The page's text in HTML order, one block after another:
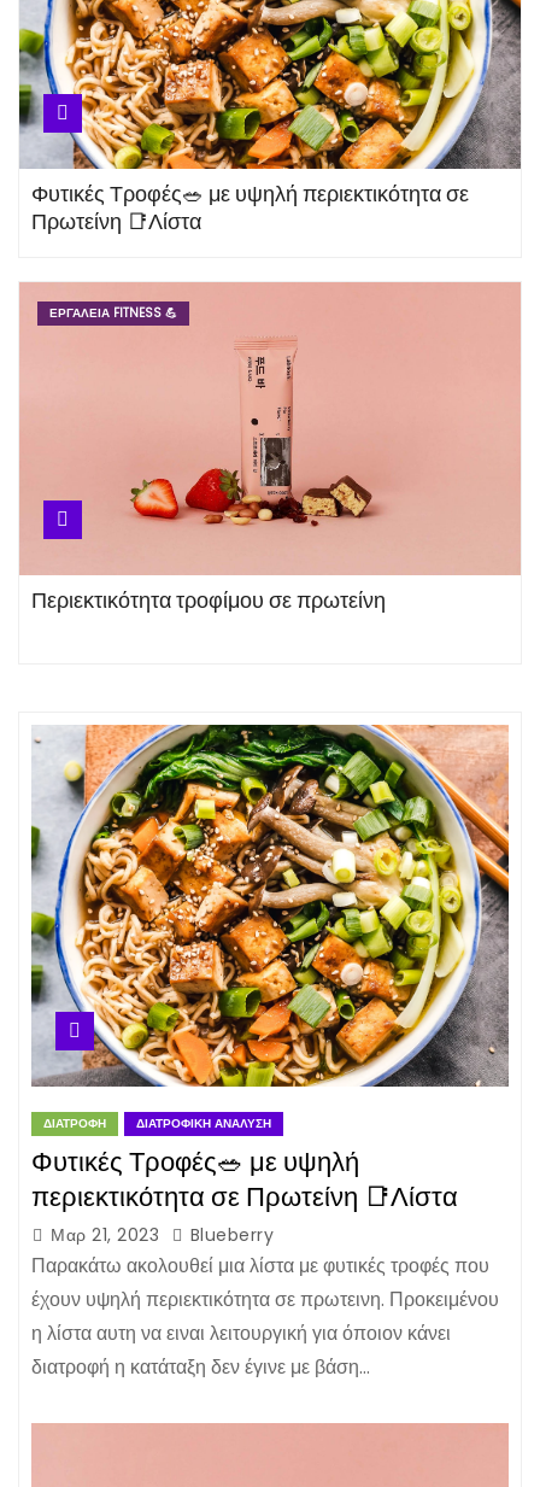
Γλουταμίνη 💪 Το αμινοξύ των
μυών και οι ιδιότητες του
Μαγνήσιο 🍃 Ιδιότητες, Τροφές
και Μορφές συμπληρωμάτων
Βιταμίνη D ☀ Η ορμόνη του
της
Φυτικές Τροφές🥗 με υψηλή περιεκτικότητα σε
Πρωτείνη 📑Λίστα
ΕΡΓΑΛΕΊΑ FITNESS 💪
Περιεκτικότητα τροφίμου σε πρωτείνη
ΔΙΑΤΡΟΦΉ ΔΙΑΤΡΟΦΙΚΉ ΑΝΆΛΥΣΗ
Φυτικές Τροφές🥗 με υψηλή
περιεκτικότητα σε Πρωτείνη 📑Λίστα
Μαρ 21, 2023 Blueberry
Παρακάτω ακολουθεί μια λίστα με φυτικές τροφές που
έχουν υψηλή περιεκτικότητα σε πρωτεινη. Προκειμένου
η λίστα αυτη να ειναι λειτουργική για όποιον κάνει
διατροφή η κατάταξη δεν έγινε με βάση…